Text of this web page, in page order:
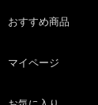
おすすめ商品
マイページ